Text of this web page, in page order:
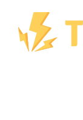
건너뛰기